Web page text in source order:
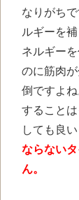
なりがち
ルギーを
ネルギー
のに筋肉
倒ですよ
すること
しても良
ならない
ん。